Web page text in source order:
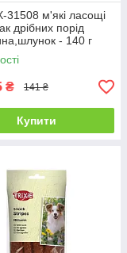
31508 м'які ласощі
дрібних порід
- 140 г
₴ 141 ₴
Купити